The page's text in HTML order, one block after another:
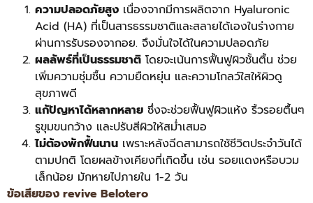
ความปลอดภัยสูง เนื่องจากมีการผลิตจาก Hyaluronic
Acid (HA) ที่เป็นสารธรรมชาติและสลายได้เองในร่างกาย
ผ่านการรับรองจากอย. จึงมั่นใจได้ในความปลอดภัย
ผลลัพธ์ที่เป็นธรรมชาติ โดยจะเน้นการฟื้นฟูผิวชั้นตื้น ช่วย
เพิ่มความชุ่มชื้น ความยืดหยุ่น และความโกลว์ใสให้ผิวดู
สุขภาพดี
แก้ปัญหาได้หลากหลาย ซึ่งจะช่วยฟื้นฟูผิวแห้ง ริ้วรอยตื้นๆ
รูขุมขนกว้าง และปรับสีผิวให้สม่ำเสมอ
ไม่ต้องพักฟื้นนาน เพราะหลังฉีดสามารถใช้ชีวิตประจำวันได้
ตามปกติ โดยผลข้างเคียงที่เกิดขึ้น เช่น รอยแดงหรือบวม
เล็กน้อย มักหายไปภายใน 1-2 วัน
ข้อเสียของ revive Belotero